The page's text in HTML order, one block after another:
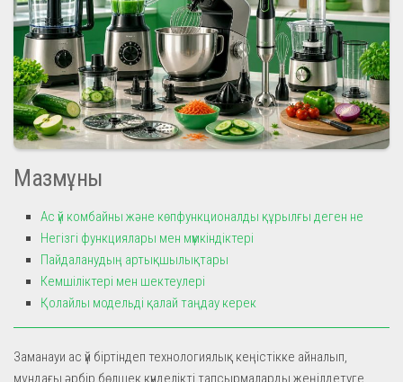
Мазмұны
Ас үй комбайны және көпфункционалды құрылғы деген не
Негізгі функциялары мен мүмкіндіктері
Пайдаланудың артықшылықтары
Кемшіліктері мен шектеулері
Қолайлы модельді қалай таңдау керек
Заманауи ас үй біртіндеп технологиялық кеңістікке айналып,
мұндағы әрбір бөлшек күнделікті тапсырмаларды жеңілдетуге